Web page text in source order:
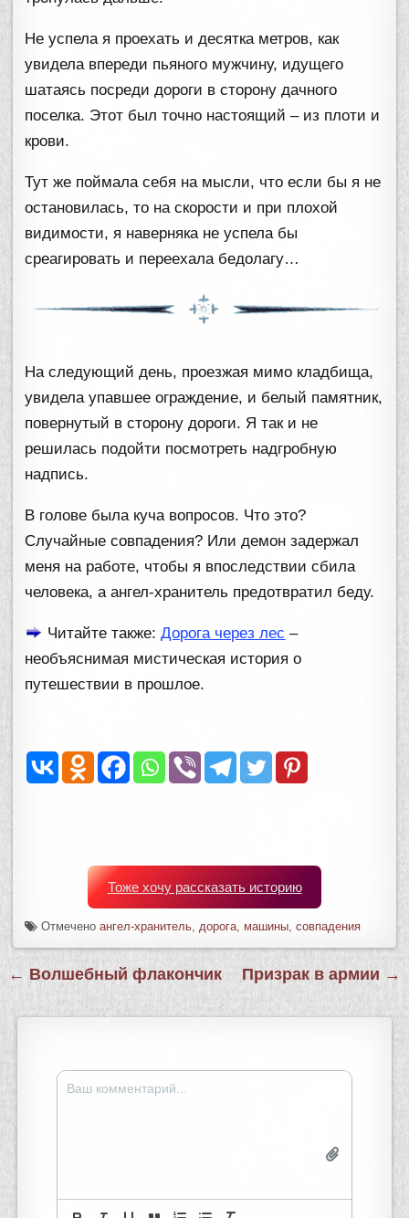
Не успела я проехать и десятка метров, как
увидела впереди пьяного мужчину, идущего
шатаясь посреди дороги в сторону дачного
поселка. Этот был точно настоящий – из плоти и
крови.
Тут же поймала себя на мысли, что если бы я не
остановилась, то на скорости и при плохой
видимости, я наверняка не успела бы
среагировать и переехала бедолагу…
На следующий день, проезжая мимо кладбища,
увидела упавшее ограждение, и белый памятник,
повернутый в сторону дороги. Я так и не
решилась подойти посмотреть надгробную
надпись.
В голове была куча вопросов. Что это?
Случайные совпадения? Или демон задержал
меня на работе, чтобы я впоследствии сбила
человека, а ангел-хранитель предотвратил беду.
Читайте также:Дорога через лес –
необъяснимая мистическая история о
путешествии в прошлое.
Тоже хочу рассказать историю
Отмеченоангел-хранитель,дорога, машины,совпадения
Навигация
записям
← Волшебный флакончик Призрак в армии →